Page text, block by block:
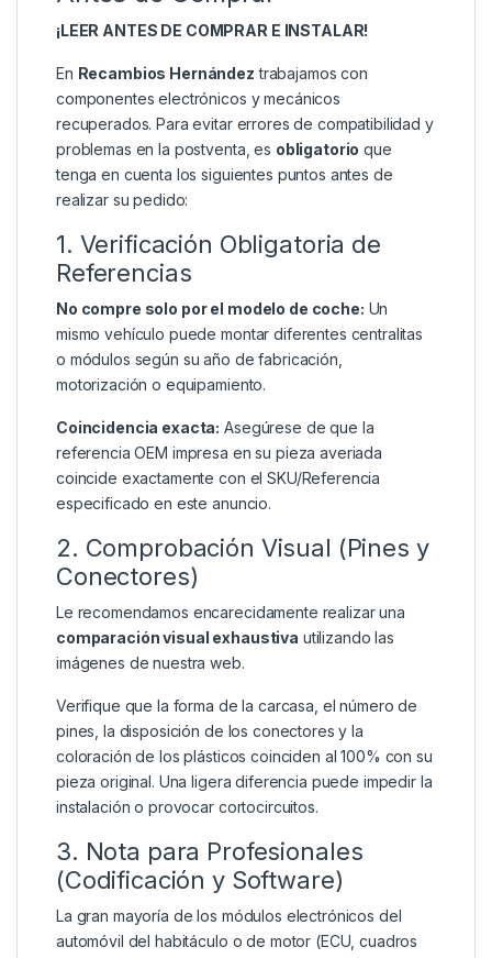
¡LEER ANTES DE COMPRAR E INSTALAR!
En Recambios Hernández trabajamos con
componentes electrónicos y mecánicos
recuperados. Para evitar errores de compatibilidad y
problemas en la postventa, es obligatorio que
tenga en cuenta los siguientes puntos antes de
realizar su pedido:
1. Verificación Obligatoria de
Referencias
No compre solo por el modelo de coche: Un
mismo vehículo puede montar diferentes centralitas
o módulos según su año de fabricación,
motorización o equipamiento.
Coincidencia exacta: Asegúrese de que la
referencia OEM impresa en su pieza averiada
coincide exactamente con el SKU/Referencia
especificado en este anuncio.
2. Comprobación Visual (Pines y
Conectores)
Le recomendamos encarecidamente realizar una
comparación visual exhaustiva utilizando las
imágenes de nuestra web.
Verifique que la forma de la carcasa, el número de
pines, la disposición de los conectores y la
coloración de los plásticos coinciden al 100% con su
pieza original. Una ligera diferencia puede impedir la
instalación o provocar cortocircuitos.
3. Nota para Profesionales
(Codificación y Software)
La gran mayoría de los módulos electrónicos del
automóvil del habitáculo o de motor (ECU, cuadros